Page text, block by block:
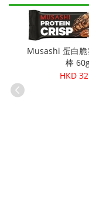
Musashi 蛋白脆
棒
HKD